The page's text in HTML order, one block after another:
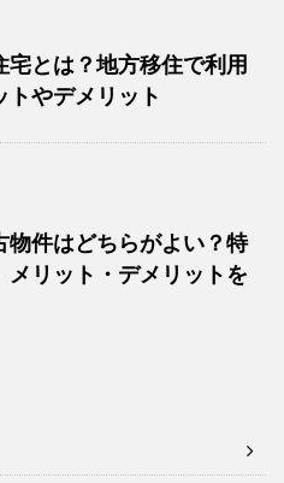
宅とは？地方移住で利用
トやデメリット
物件はどちらがよい？特
メリット・デメリットを